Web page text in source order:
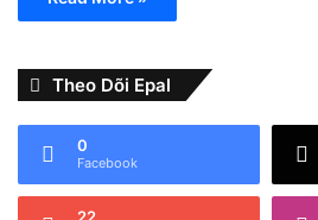
Theo Dõi Epal
0
Facebook